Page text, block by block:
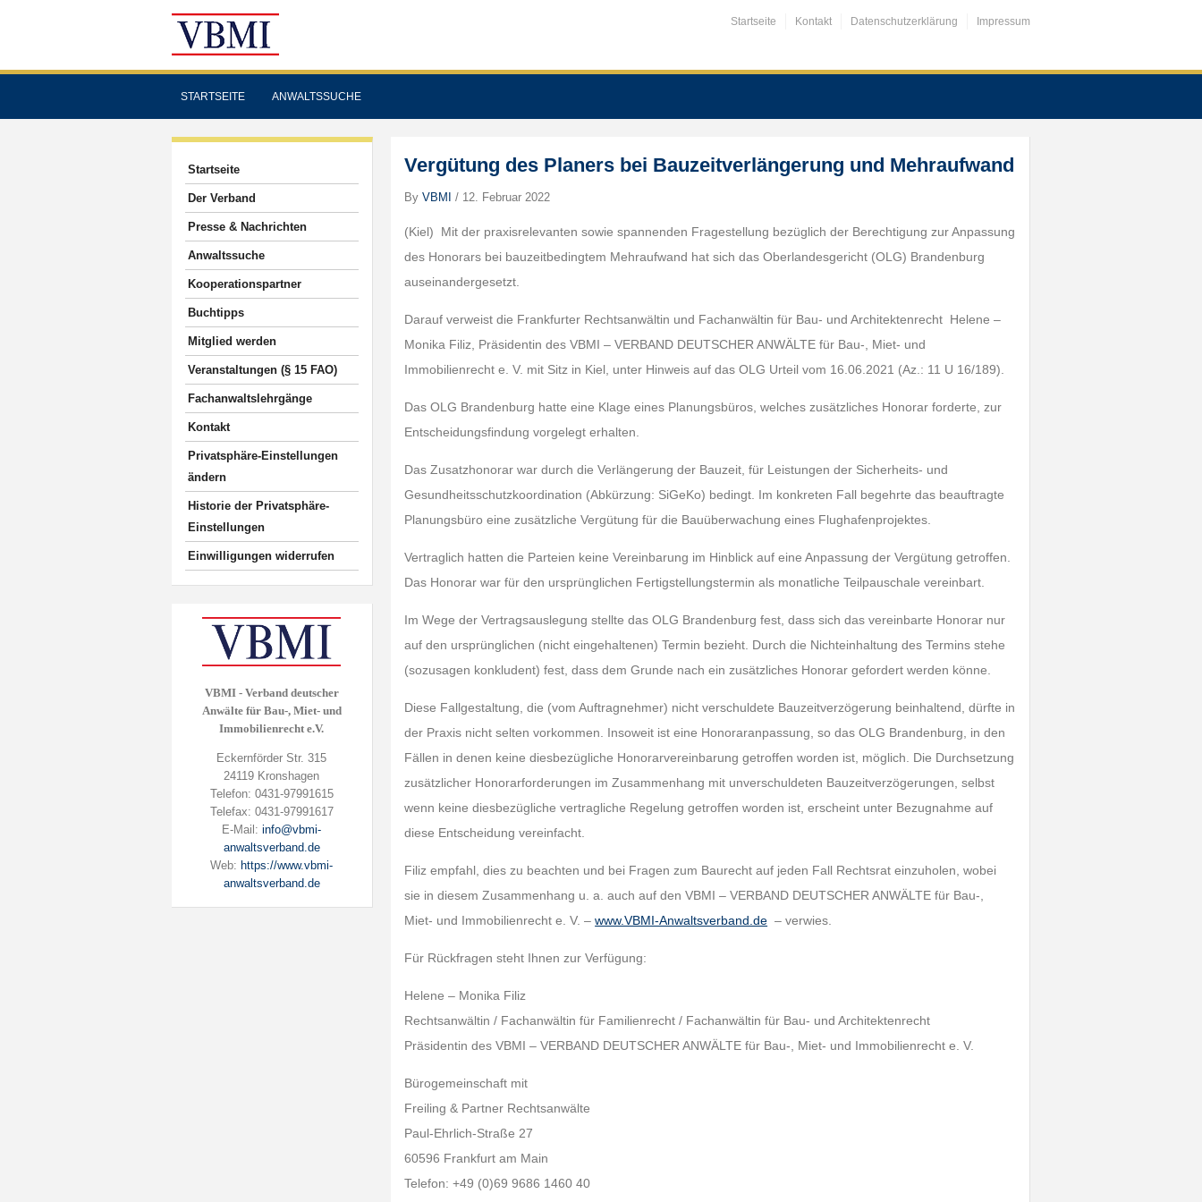
Startseite Kontakt Datenschutzerklärung Impressum
STARTSEITE ANWALTSSUCHE
Startseite
Der Verband
Presse & Nachrichten
Anwaltssuche
Kooperationspartner
Buchtipps
Mitglied werden
Veranstaltungen (§ 15 FAO)
Fachanwaltslehrgänge
Kontakt
Privatsphäre-Einstellungen
ändern
Historie der Privatsphäre-
Einstellungen
Einwilligungen widerrufen
VBMI - Verband deutscher
Anwälte für Bau-, Miet- und
Immobilienrecht e.V.
Eckernförder Str. 315
24119 Kronshagen
Telefon: 0431-97991615
Telefax: 0431-97991617
E-Mail:info@vbmi-
anwaltsverband.de
Web: https://www.vbmi-
anwaltsverband.de
Vergütung des Planers bei Bauzeitverlängerung und Mehraufwand
ByVBMI / 12. Februar 2022
(Kiel) Mit der praxisrelevanten sowie spannenden Fragestellung bezüglich der Berechtigung zur Anpassung
des Honorars bei bauzeitbedingtem Mehraufwand hat sich das Oberlandesgericht (OLG) Brandenburg
auseinandergesetzt.
Darauf verweist die Frankfurter Rechtsanwältin und Fachanwältin für Bau- und Architektenrecht Helene –
Monika Filiz, Präsidentin des VBMI – VERBAND DEUTSCHER ANWÄLTE für Bau-, Miet- und
Immobilienrecht e. V. mit Sitz in Kiel, unter Hinweis auf das OLG Urteil vom 16.06.2021 (Az.: 11 U 16/189).
Das OLG Brandenburg hatte eine Klage eines Planungsbüros, welches zusätzliches Honorar forderte, zur
Entscheidungsfindung vorgelegt erhalten.
Das Zusatzhonorar war durch die Verlängerung der Bauzeit, für Leistungen der Sicherheits- und
Gesundheitsschutzkoordination (Abkürzung: SiGeKo) bedingt. Im konkreten Fall begehrte das beauftragte
Planungsbüro eine zusätzliche Vergütung für die Bauüberwachung eines Flughafenprojektes.
Vertraglich hatten die Parteien keine Vereinbarung im Hinblick auf eine Anpassung der Vergütung getroffen.
Das Honorar war für den ursprünglichen Fertigstellungstermin als monatliche Teilpauschale vereinbart.
Im Wege der Vertragsauslegung stellte das OLG Brandenburg fest, dass sich das vereinbarte Honorar nur
auf den ursprünglichen (nicht eingehaltenen) Termin bezieht. Durch die Nichteinhaltung des Termins stehe
(sozusagen konkludent) fest, dass dem Grunde nach ein zusätzliches Honorar gefordert werden könne.
Diese Fallgestaltung, die (vom Auftragnehmer) nicht verschuldete Bauzeitverzögerung beinhaltend, dürfte in
der Praxis nicht selten vorkommen. Insoweit ist eine Honoraranpassung, so das OLG Brandenburg, in den
Fällen in denen keine diesbezügliche Honorarvereinbarung getroffen worden ist, möglich. Die Durchsetzung
zusätzlicher Honorarforderungen im Zusammenhang mit unverschuldeten Bauzeitverzögerungen, selbst
wenn keine diesbezügliche vertragliche Regelung getroffen worden ist, erscheint unter Bezugnahme auf
diese Entscheidung vereinfacht.
Filiz empfahl, dies zu beachten und bei Fragen zum Baurecht auf jeden Fall Rechtsrat einzuholen, wobei
sie in diesem Zusammenhang u. a. auch auf den VBMI – VERBAND DEUTSCHER ANWÄLTE für Bau-,
Miet- und Immobilienrecht e. V. –www.VBMI-Anwaltsverband.de – verwies.
Für Rückfragen steht Ihnen zur Verfügung:
Helene – Monika Filiz
Rechtsanwältin / Fachanwältin für Familienrecht / Fachanwältin für Bau- und Architektenrecht
Präsidentin des VBMI – VERBAND DEUTSCHER ANWÄLTE für Bau-, Miet- und Immobilienrecht e. V.
Bürogemeinschaft mit
Freiling & Partner Rechtsanwälte
Paul-Ehrlich-Straße 27
60596 Frankfurt am Main
Telefon: +49 (0)69 9686 1460 40